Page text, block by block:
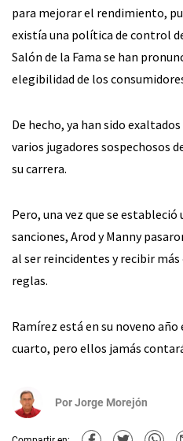
para mejorar el rendimiento,
existía una política de control
Salón de la Fama se han
elegibilidad de los
De hecho, ya han sido
varios jugadores sospechosos
su carrera.
Pero, una vez que se
sanciones, Arod y Manny
al ser reincidentes y recibir
reglas.
Ramírez está en su noveno
cuarto, pero ellos jamás
PorJorge Morejón